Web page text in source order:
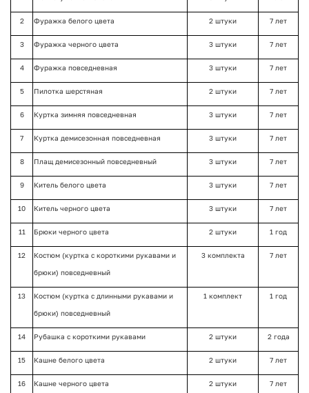
2 Фуражка белого цвета 2 штуки 7 лет
3 Фуражка черного цвета 3 штуки 7 лет
4 Фуражка повседневная 3 штуки 7 лет
5 Пилотка шерстяная 2 штуки 7 лет
6 Куртка зимняя повседневная 3 штуки 7 лет
7 Куртка демисезонная повседневная 3 штуки 7 лет
8 Плащ демисезонный повседневный 3 штуки 7 лет
9 Китель белого цвета 3 штуки 7 лет
10 Китель черного цвета 3 штуки 7 лет
11 Брюки черного цвета 2 штуки 1 год
12 Костюм (куртка с короткими рукавами и
брюки) повседневный
3 комплекта 7 лет
13 Костюм (куртка с длинными рукавами и
брюки) повседневный
1 комплект 1 год
14 Рубашка с короткими рукавами 2 штуки 2 года
15 Кашне белого цвета 2 штуки 7 лет
16 Кашне черного цвета 2 штуки 7 лет